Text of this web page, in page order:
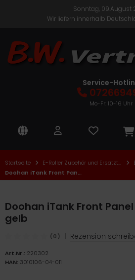
Sonntag, 09.August
Wir liefern innerhalb
Service-
Mo-Fr: 10-16 Uhr
Startseite E-Roller Zubehör und Ersatzteile
Doohan iTank Front Panel unteres Teil gelb
Doohan iTank Front
gelb
(0) Rezension
Art.Nr.: 220302
HAN: 3010106-04-011
ALLES ANZEIGEN AUS E-BIKES
und Jugend E-Bikes
ALLES ANZEIGEN AUS E-BIKE ZUBEHÖR
Bereifung-Mantel-Schlauch
Zubehör
Ersatzteile
Ersatzteile
ALLES ANZEIGEN AUS ELEKTROROLLER
One
Biker